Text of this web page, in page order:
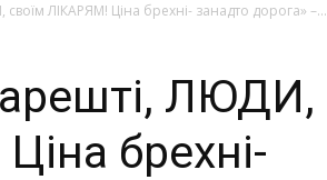
ЛІКАРЯМ! Ціна брехні- занадто дорога» –...
ЛЮДИ,
брехні-